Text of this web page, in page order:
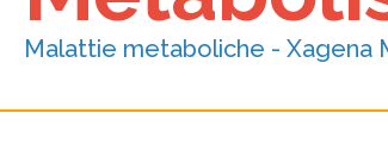
Malattie metaboliche - Xagena